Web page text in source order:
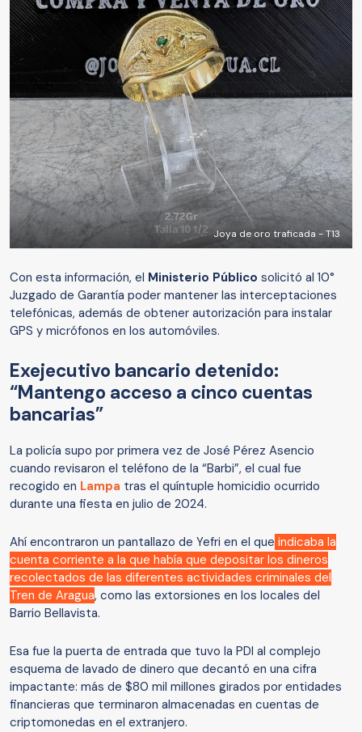
Joya de oro traficada - T13
Con esta información, el Ministerio Público solicitó al 10°
Juzgado de Garantía poder mantener las interceptaciones
telefónicas, además de obtener autorización para instalar
GPS y micrófonos en los automóviles.
Exejecutivo bancario detenido:
“Mantengo acceso a cinco cuentas
bancarias”
La policía supo por primera vez de José Pérez Asencio
cuando revisaron el teléfono de la “Barbi”, el cual fue
recogido en Lampa tras el quíntuple homicidio ocurrido
durante una fiesta en julio de 2024.
Ahí encontraron un pantallazo de Yefri en el que indicaba la
cuenta corriente a la que había que depositar los dineros
recolectados de las diferentes actividades criminales del
Tren de Aragua, como las extorsiones en los locales del
Barrio Bellavista.
Esa fue la puerta de entrada que tuvo la PDI al complejo
esquema de lavado de dinero que decantó en una cifra
impactante: más de $80 mil millones girados por entidades
financieras que terminaron almacenadas en cuentas de
criptomonedas en el extranjero.